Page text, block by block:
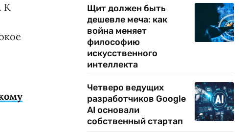
К
Щит должен быть
дешевле меча: как
война меняет
философию
искусственного
интеллекта
Четверо ведущих
разработчиков Google
AI основали
собственный стартап